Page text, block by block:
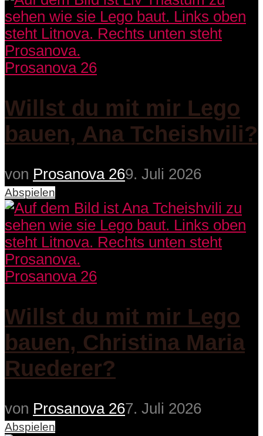
Prosanova 26
Willst du mit mir Lego
bauen, Ana Tcheishvili?
von Prosanova 269. Juli 2026
Abspielen
Prosanova 26
Willst du mit mir Lego
bauen, Christina Maria
Ruederer?
von Prosanova 267. Juli 2026
Abspielen